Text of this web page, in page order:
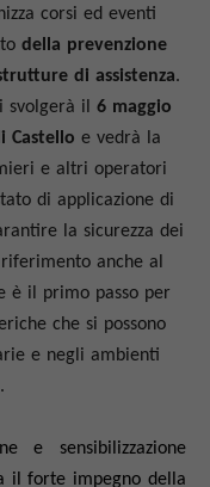
corsi ed eventi
della prevenzione
di assistenza.
svolgerà il 6 maggio
Castello e vedrà la
e altri operatori
di applicazione di
la sicurezza dei
anche al
è il primo passo per
che si possono
e negli ambienti
e sensibilizzazione
il forte impegno della